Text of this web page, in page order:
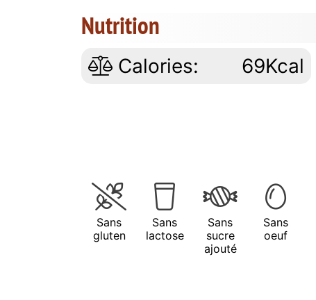
Nutrition
Calories: 69Kcal
Sans
gluten
Sans
lactose
Sans
sucre
ajouté
Sans
oeuf